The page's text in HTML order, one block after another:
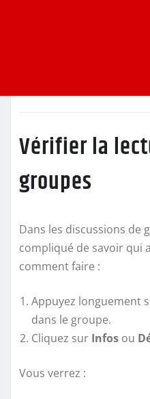
Vérifier la
groupes
Dans les discussions de
compliqué de savoir qui
comment faire :
Appuyez longuement
dans le groupe.
Cliquez sur Infos ou
Vous verrez :